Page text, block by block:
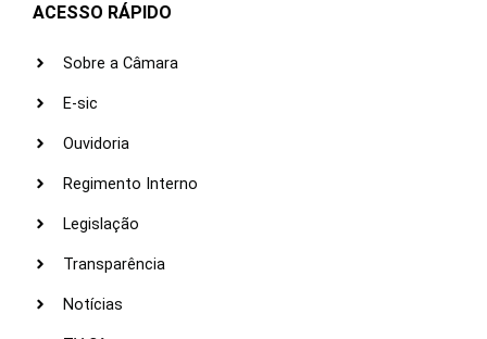
ACESSO RÁPIDO
Sobre a Câmara
E-sic
Ouvidoria
Regimento Interno
Legislação
Transparência
Notícias